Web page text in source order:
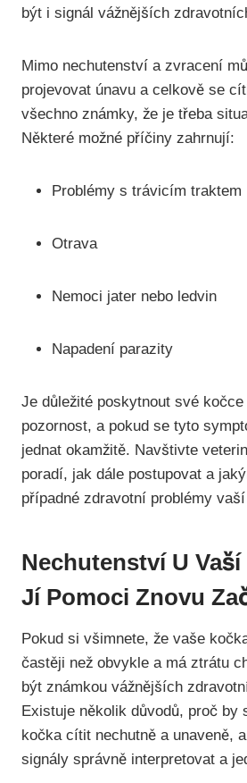
být i signál vážnějších
Mimo nechutenství a zvracení
projevovat únavu a celkově se
všechno známky, že je třeba
Některé možné příčiny zahrnují:
Problémy s trávicím traktem
Otrava
Nemoci jater nebo ledvin
Napadení parazity
Je důležité poskytnout své
pozornost, a pokud se tyto
jednat okamžitě. Navštivte
poradí, jak dále postupovat a
případné zdravotní problémy
Nechutenství U
Jí Pomoci Znovu
Pokud si všimnete, že vaše
častěji než obvykle a má ztrátu
být známkou vážnějších
Existuje několik důvodů, proč by
kočka cítit nechutně a unaveně,
signály správně interpretovat a